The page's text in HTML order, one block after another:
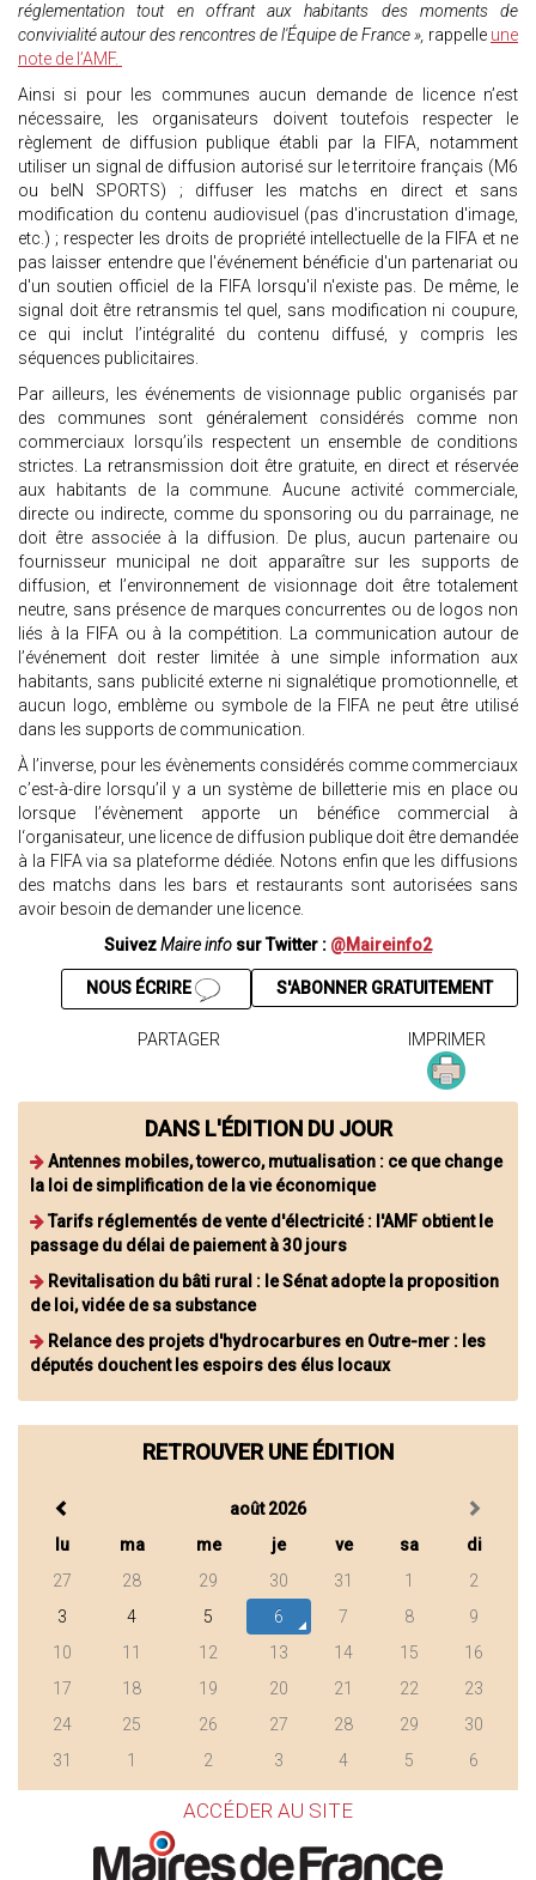
réglementation tout en offrant aux habitants des moments de
convivialité autour des rencontres de l'Équipe de France », rappelle une
note de l’AMF.
Ainsi si pour les communes aucun demande de licence n’est
nécessaire, les organisateurs doivent toutefois respecter le
règlement de diffusion publique établi par la FIFA, notamment
utiliser un signal de diffusion autorisé sur le territoire français (M6
ou beIN SPORTS) ; diffuser les matchs en direct et sans
modification du contenu audiovisuel (pas d'incrustation d'image,
etc.) ; respecter les droits de propriété intellectuelle de la FIFA et ne
pas laisser entendre que l'événement bénéficie d'un partenariat ou
d'un soutien officiel de la FIFA lorsqu'il n'existe pas. De même, le
signal doit être retransmis tel quel, sans modification ni coupure,
ce qui inclut l’intégralité du contenu diffusé, y compris les
séquences publicitaires.
Par ailleurs, les événements de visionnage public organisés par
des communes sont généralement considérés comme non
commerciaux lorsqu’ils respectent un ensemble de conditions
strictes. La retransmission doit être gratuite, en direct et réservée
aux habitants de la commune. Aucune activité commerciale,
directe ou indirecte, comme du sponsoring ou du parrainage, ne
doit être associée à la diffusion. De plus, aucun partenaire ou
fournisseur municipal ne doit apparaître sur les supports de
diffusion, et l’environnement de visionnage doit être totalement
neutre, sans présence de marques concurrentes ou de logos non
liés à la FIFA ou à la compétition. La communication autour de
l’événement doit rester limitée à une simple information aux
habitants, sans publicité externe ni signalétique promotionnelle, et
aucun logo, emblème ou symbole de la FIFA ne peut être utilisé
dans les supports de communication.
À l’inverse, pour les évènements considérés comme commerciaux
c’est-à-dire lorsqu’il y a un système de billetterie mis en place ou
lorsque l’évènement apporte un bénéfice commercial à
l‘organisateur, une licence de diffusion publique doit être demandée
à la FIFA via sa plateforme dédiée. Notons enfin que les diffusions
des matchs dans les bars et restaurants sont autorisées sans
avoir besoin de demander une licence.
SuivezMaire info sur Twitter : @Maireinfo2
S'ABONNER GRATUITEMENT
NOUS ÉCRIRE
PARTAGER IMPRIMER
DANS L'ÉDITION DU JOUR
Antennes mobiles, towerco, mutualisation : ce que change
la loi de simplification de la vie économique
Tarifs réglementés de vente d'électricité : l'AMF obtient le
passage du délai de paiement à 30 jours
Revitalisation du bâti rural : le Sénat adopte la proposition
de loi, vidée de sa substance
Relance des projets d'hydrocarbures en Outre-mer : les
députés douchent les espoirs des élus locaux
RETROUVER UNE ÉDITION
août 2026
lu
ma me je ve sa
di
27
28 29 30 31 1
2
3
4 5 6 7 8
9
10
11 12 13 14 15
16
17
18 19 20 21 22
23
24
25 26 27 28 29
30
31
1 2 3 4 5 6
ACCÉDER AU SITE